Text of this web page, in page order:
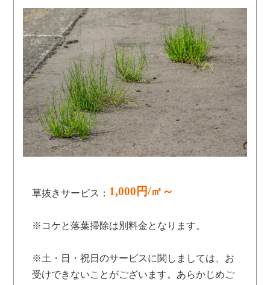
草抜きサービス： 1,000円/㎡～
※コケと落葉掃除は別料金となります。
※土・日・祝日のサービスに関しましては、お
受けできないことがございます。あらかじめご